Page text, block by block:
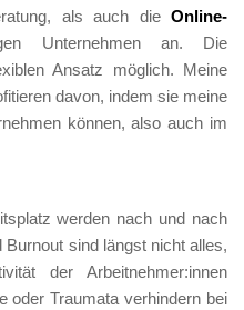
als auch die Online-
Unternehmen an. Die
Ansatz möglich. Meine
davon, indem sie meine
können, also auch im
Burnout sind längst nicht alles,
der Arbeitnehmer:innen
oder Traumata verhindern bei